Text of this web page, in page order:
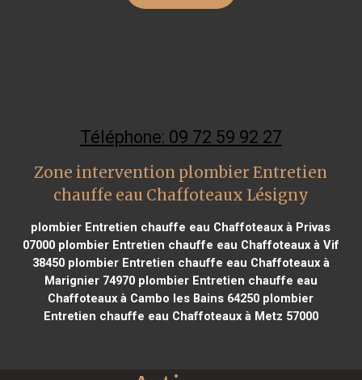
Téléphone: 09 72 59 92 27
Zone intervention plombier Entretien
chauffe eau Chaffoteaux Lésigny
plombier Entretien chauffe eau Chaffoteaux à Privas
07000plombier Entretien chauffe eau Chaffoteaux à Vif
38450plombier Entretien chauffe eau Chaffoteaux à
Marignier 74970plombier Entretien chauffe eau
Chaffoteaux à Cambo les Bains 64250 plombier
Entretien chauffe eau Chaffoteaux à Metz 57000